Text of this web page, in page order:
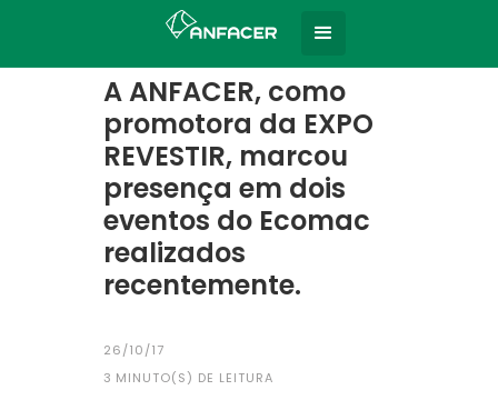
Todas as notícias
A ANFACER, como
promotora da EXPO
REVESTIR, marcou
presença em dois
eventos do Ecomac
realizados
recentemente.
26/10/17
3 MINUTO(S) DE LEITURA